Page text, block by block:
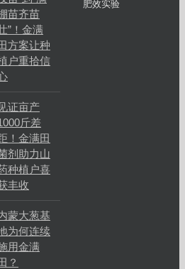
苗齐苗
”！金满
方案让种
户重拾信
见证亩产
斤差
！金满田
剂助力山
种植户喜
丰收
蒙大葱基
为何连续
用金满
？
肥效实验